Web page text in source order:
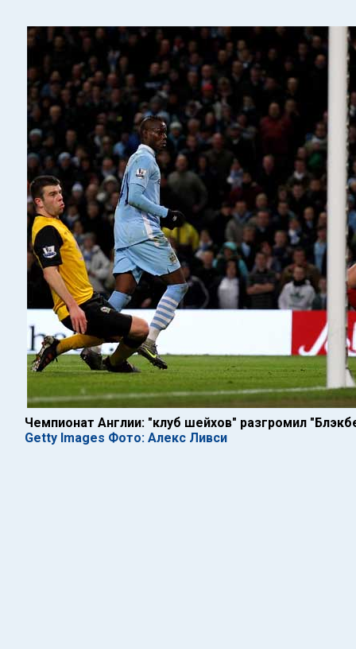
Чемпионат Англии: "клуб шейхов" разгромил
Getty Images Фото: Алекс Ливси